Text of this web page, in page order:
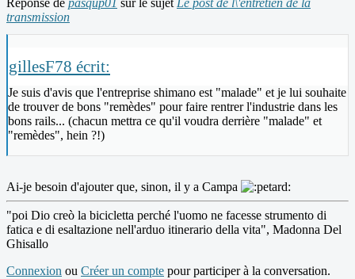
transmission
gillesF78 écrit:
Je suis d'avis que l'entreprise shimano est "malade" et je lui souhaite
de trouver de bons "remèdes" pour faire rentrer l'industrie dans les
bons rails... (chacun mettra ce qu'il voudra derrière "malade" et
"remèdes", hein ?!)
Ai-je besoin d'ajouter que, sinon, il y a Campa
"poi Dio creò la bicicletta perché l'uomo ne facesse strumento di
fatica e di esaltazione nell'arduo itinerario della vita", Madonna Del
Ghisallo
Connexion ou Créer un compte pour participer à la conversation.